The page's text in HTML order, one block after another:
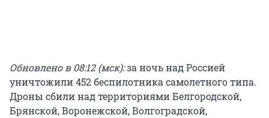
Обновлено в 08:12 (мск):за ночь над Россией
уничтожили 452 беспилотника самолетного типа.
Дроны сбили над территориями Белгородской,
Брянской, Воронежской, Волгоградской,